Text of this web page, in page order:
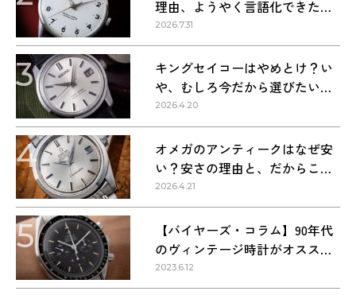
理由、ようやく言語化できた気
がする
2026.7.31
3
キングセイコーはやめとけ？い
や、むしろ今だから選びたい理
由
2026.4.20
4
オメガのアンティークはなぜ安
い？安さの理由と、だからこそ
狙い目な理由
2026.4.21
5
【バイヤーズ・コラム】90年代
のヴィンテージ時計がオススメ
な理由
2023.6.12